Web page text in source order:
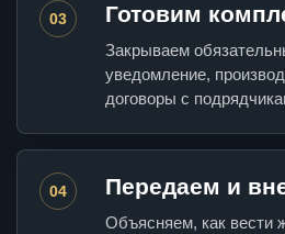
03 Готовим
Закрываем
уведомление,
договоры с
04 Передаем и
Объясняем, как вести